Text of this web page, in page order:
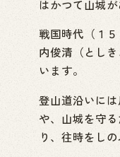
はかつて山城が
戦国時代（１
内俊清（とし
います。
登山道沿いに
や、山城を守
り、往時をし